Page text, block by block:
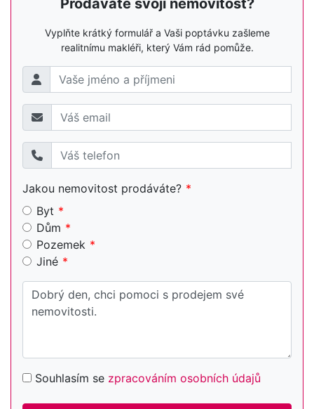
Prodáváte svojí nemovitost?
Vyplňte krátký formulář a Vaši poptávku zašleme
realitnímu makléři, který Vám rád pomůže.
Jakou nemovitost prodáváte?
Byt
Dům
Pozemek
Jiné
Souhlasím se zpracováním osobních údajů